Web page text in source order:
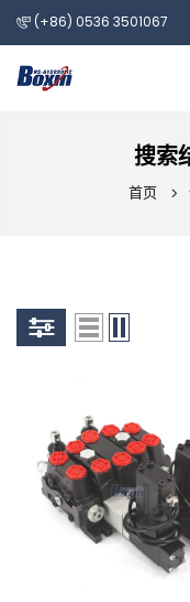
(+86) 0536 3501067
搜索
首页